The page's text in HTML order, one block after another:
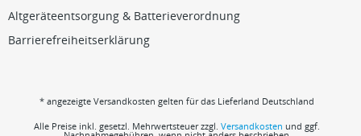
Altgeräteentsorgung & Batterieverordnung
Barrierefreiheitserklärung
* angezeigte Versandkosten gelten für das Lieferland Deutschland
Alle Preise inkl. gesetzl. Mehrwertsteuer zzgl. Versandkosten und ggf.